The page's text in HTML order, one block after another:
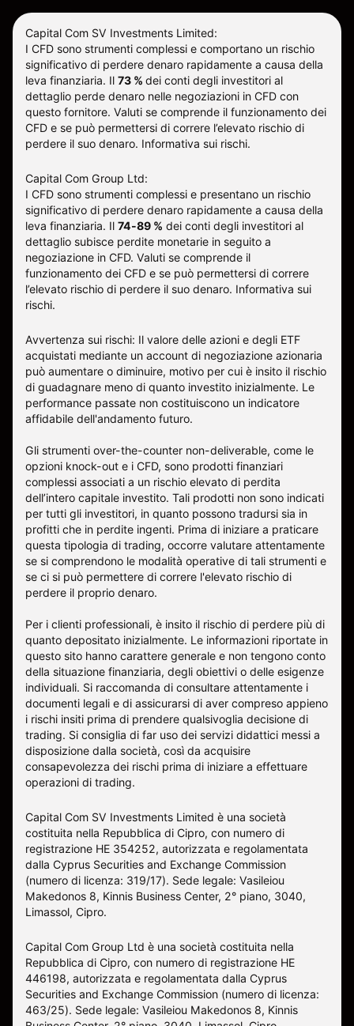
Capital Com SV Investments Limited:
I CFD sono strumenti complessi e comportano un rischio
significativo di perdere denaro rapidamente a causa della
leva finanziaria. Il 73 % dei conti degli investitori al
dettaglio perde denaro nelle negoziazioni in CFD con
questo fornitore. Valuti se comprende il funzionamento dei
CFD e se può permettersi di correre l’elevato rischio di
perdere il suo denaro. Informativa sui rischi.
Capital Com Group Ltd:
I CFD sono strumenti complessi e presentano un rischio
significativo di perdere denaro rapidamente a causa della
leva finanziaria. Il 74-89 % dei conti degli investitori al
dettaglio subisce perdite monetarie in seguito a
negoziazione in CFD. Valuti se comprende il
funzionamento dei CFD e se può permettersi di correre
l’elevato rischio di perdere il suo denaro. Informativa sui
rischi.
Avvertenza sui rischi: Il valore delle azioni e degli ETF
acquistati mediante un account di negoziazione azionaria
può aumentare o diminuire, motivo per cui è insito il rischio
di guadagnare meno di quanto investito inizialmente. Le
performance passate non costituiscono un indicatore
affidabile dell'andamento futuro.
Gli strumenti over-the-counter non-deliverable, come le
opzioni knock-out e i CFD, sono prodotti finanziari
complessi associati a un rischio elevato di perdita
dell’intero capitale investito. Tali prodotti non sono indicati
per tutti gli investitori, in quanto possono tradursi sia in
profitti che in perdite ingenti. Prima di iniziare a praticare
questa tipologia di trading, occorre valutare attentamente
se si comprendono le modalità operative di tali strumenti e
se ci si può permettere di correre l'elevato rischio di
perdere il proprio denaro.
Per i clienti professionali, è insito il rischio di perdere più di
quanto depositato inizialmente. Le informazioni riportate in
questo sito hanno carattere generale e non tengono conto
della situazione finanziaria, degli obiettivi o delle esigenze
individuali. Si raccomanda di consultare attentamente i
documenti legali e di assicurarsi di aver compreso appieno
i rischi insiti prima di prendere qualsivoglia decisione di
trading. Si consiglia di far uso dei servizi didattici messi a
disposizione dalla società, così da acquisire
consapevolezza dei rischi prima di iniziare a effettuare
operazioni di trading.
Capital Com SV Investments Limited è una società
costituita nella Repubblica di Cipro, con numero di
registrazione HE 354252, autorizzata e regolamentata
dalla Cyprus Securities and Exchange Commission
(numero di licenza: 319/17). Sede legale: Vasileiou
Makedonos 8, Kinnis Business Center, 2° piano, 3040,
Limassol, Cipro.
Capital Com Group Ltd è una società costituita nella
Repubblica di Cipro, con numero di registrazione ΗΕ
446198, autorizzata e regolamentata dalla Cyprus
Securities and Exchange Commission (numero di licenza:
463/25). Sede legale: Vasileiou Makedonos 8, Kinnis